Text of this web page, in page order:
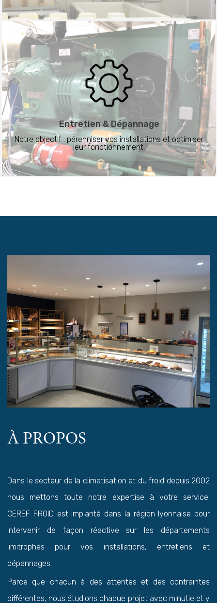
Entretien & Dépannage
Notre objectif : pérenniser vos installations et optimiser
leur fonctionnement.
À PROPOS
Dans le secteur de la climatisation et du froid depuis 2002
nous mettons toute notre expertise à votre service.
CEREF FROID est implanté dans la région lyonnaise pour
intervenir de façon réactive sur les départements
limitrophes pour vos installations, entretiens et
dépannages.
Parce que chacun à des attentes et des contraintes
différentes, nous étudions chaque projet avec minutie et y